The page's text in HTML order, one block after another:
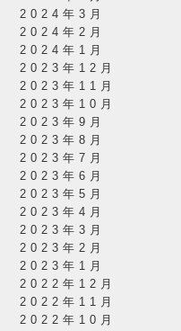
2024年3月
2024年2月
2024年1月
2023年12月
2023年11月
2023年10月
2023年9月
2023年8月
2023年7月
2023年6月
2023年5月
2023年4月
2023年3月
2023年2月
2023年1月
2022年12月
2022年11月
2022年10月